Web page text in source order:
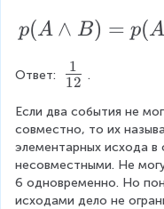
t
4
}
1
0
\
c
r
a
c
1
}
{
6
=
\f
r
c
{
1
}
p
A
\
w
e
d
g
p(A ∧ B) = p(A
Ответ:
\
r
a
c
{
12
1 .
Если два события не
совместно, то их
элементарных исхода
несовместными. Не
6 одновременно. Но
исходами дело не